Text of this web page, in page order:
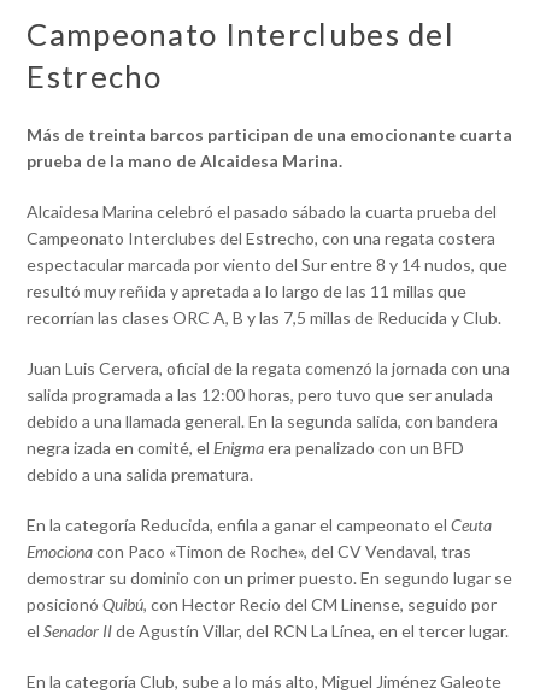
Campeonato Interclubes del
Estrecho
Más de treinta barcos participan de una emocionante cuarta
prueba de la mano de Alcaidesa Marina.
Alcaidesa Marina celebró el pasado sábado la cuarta prueba del
Campeonato Interclubes del Estrecho, con una regata costera
espectacular marcada por viento del Sur entre 8 y 14 nudos, que
resultó muy reñida y apretada a lo largo de las 11 millas que
recorrían las clases ORC A, B y las 7,5 millas de Reducida y Club.
Juan Luis Cervera, oficial de la regata comenzó la jornada con una
salida programada a las 12:00 horas, pero tuvo que ser anulada
debido a una llamada general. En la segunda salida, con bandera
negra izada en comité, el Enigmaera penalizado con un BFD
debido a una salida prematura.
En la categoría Reducida, enfila a ganar el campeonato elCeuta
Emocionacon Paco «Timon de Roche», del CV Vendaval, tras
demostrar su dominio con un primer puesto. En segundo lugar se
posicionóQuibú, con Hector Recio del CM Linense, seguido por
elSenador IIde Agustín Villar, del RCN La Línea, en el tercer lugar.
En la categoría Club, sube a lo más alto, Miguel Jiménez Galeote